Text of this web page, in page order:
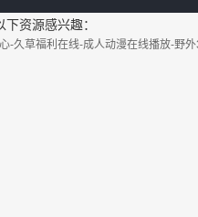
资源感兴趣：
-久草福利在线-成人动漫在线播放-野